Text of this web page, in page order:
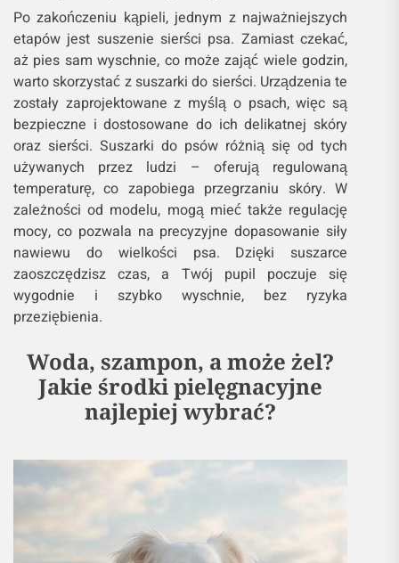
Po zakończeniu kąpieli, jednym z najważniejszych
etapów jest suszenie sierści psa. Zamiast czekać,
aż pies sam wyschnie, co może zająć wiele godzin,
warto skorzystać z suszarki do sierści. Urządzenia te
zostały zaprojektowane z myślą o psach, więc są
bezpieczne i dostosowane do ich delikatnej skóry
oraz sierści. Suszarki do psów różnią się od tych
używanych przez ludzi – oferują regulowaną
temperaturę, co zapobiega przegrzaniu skóry. W
zależności od modelu, mogą mieć także regulację
mocy, co pozwala na precyzyjne dopasowanie siły
nawiewu do wielkości psa. Dzięki suszarce
zaoszczędzisz czas, a Twój pupil poczuje się
wygodnie i szybko wyschnie, bez ryzyka
przeziębienia.
Woda, szampon, a może żel?
Jakie środki pielęgnacyjne
najlepiej wybrać?